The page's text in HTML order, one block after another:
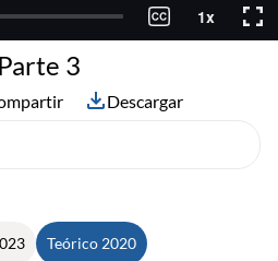
Teórico 2020
3
Descargar